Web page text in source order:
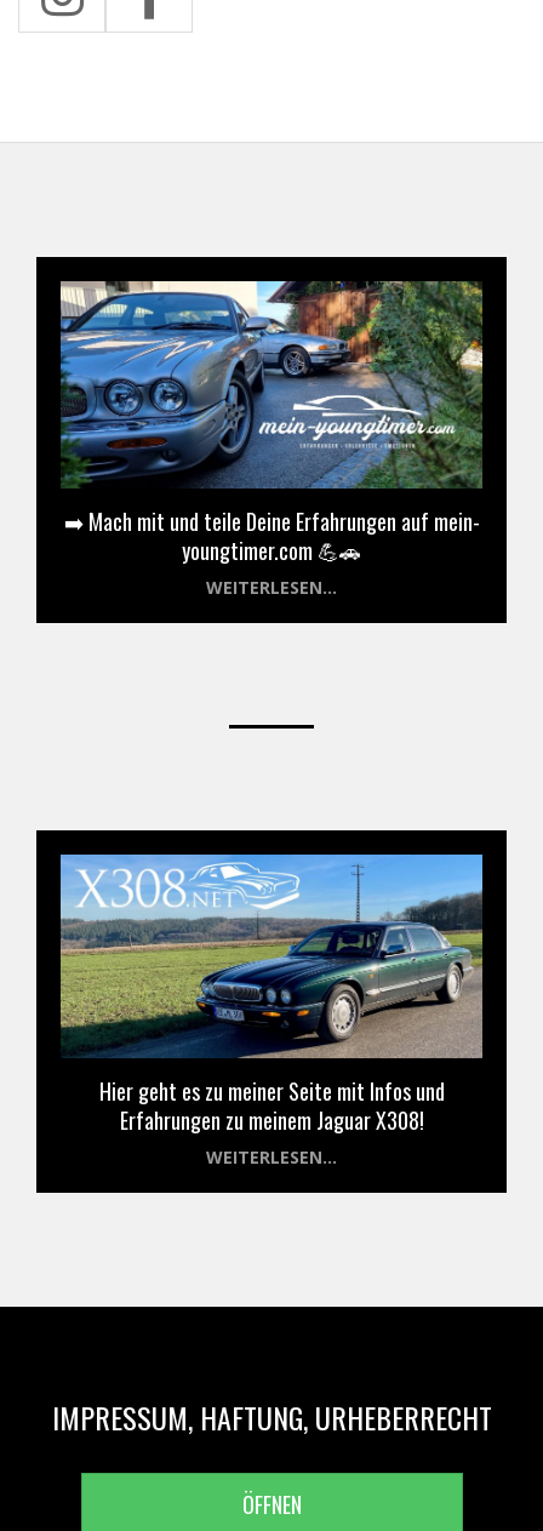
➡️ Mach mit und teile Deine Erfahrungen auf mein-
youngtimer.com 💪🚗
WEITERLESEN...
Hier geht es zu meiner Seite mit Infos und
Erfahrungen zu meinem Jaguar X308!
WEITERLESEN...
IMPRESSUM, HAFTUNG, URHEBERRECHT
ÖFFNEN